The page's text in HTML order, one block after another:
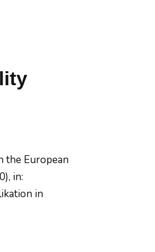
the European
in:
in